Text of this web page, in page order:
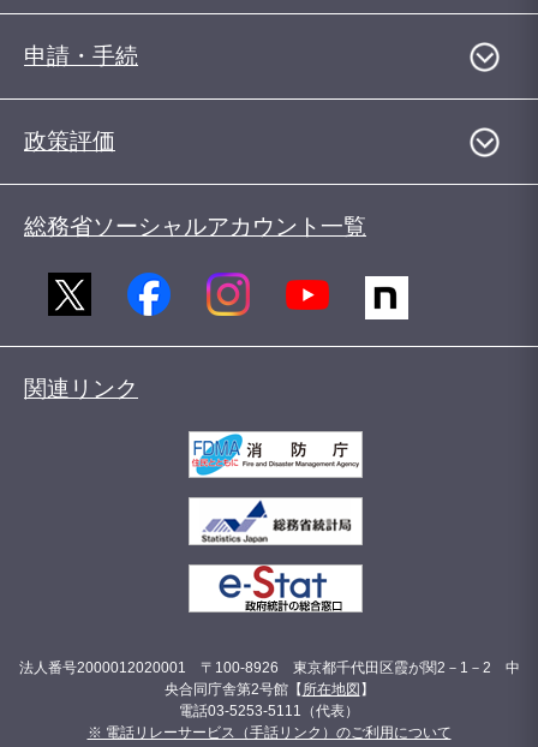
申請・手続
政策評価
総務省ソーシャルアカウント一覧
関連リンク
法人番号2000012020001 〒100-8926 東京都千代田区霞が関2－1－2 中
央合同庁舎第2号館【 所在地図 】
電話03-5253-5111（代表）
※ 電話リレーサービス（手話リンク）のご利用について